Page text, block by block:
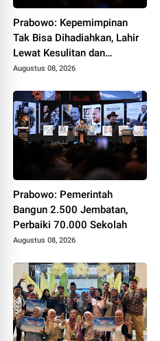
Prabowo: Kepemimpinan
Tak Bisa Dihadiahkan, Lahir
Lewat Kesulitan dan
Keberanian
Augustus 08, 2026
Prabowo: Pemerintah
Bangun 2.500 Jembatan,
Perbaiki 70.000 Sekolah
Augustus 08, 2026